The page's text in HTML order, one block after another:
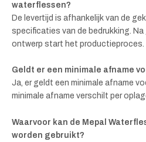
waterflessen?
De levertijd is afhankelijk van de
specificaties van de bedrukking.
ontwerp start het productieproces.
Geldt er een minimale afname
Ja, er geldt een minimale afname
minimale afname verschilt per
Waarvoor kan de Mepal
worden gebruikt?